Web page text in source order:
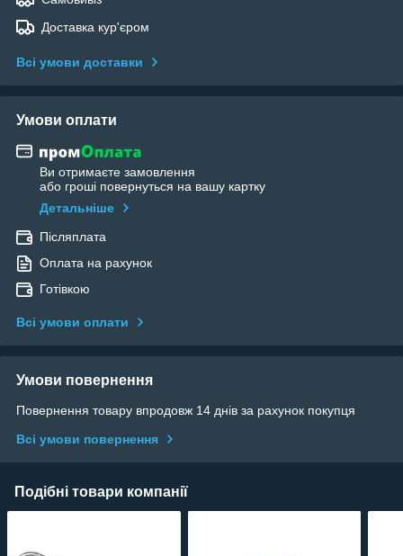
Доставка кур'єром
Всі умови доставки
Умови оплати
Ви отримаєте замовлення
або гроші повернуться на вашу картку
Детальніше
Післяплата
Оплата на рахунок
Готівкою
Всі умови оплати
Умови повернення
Повернення товару впродовж 14 днів за рахунок покупця
Всі умови повернення
Подібні товари компанії